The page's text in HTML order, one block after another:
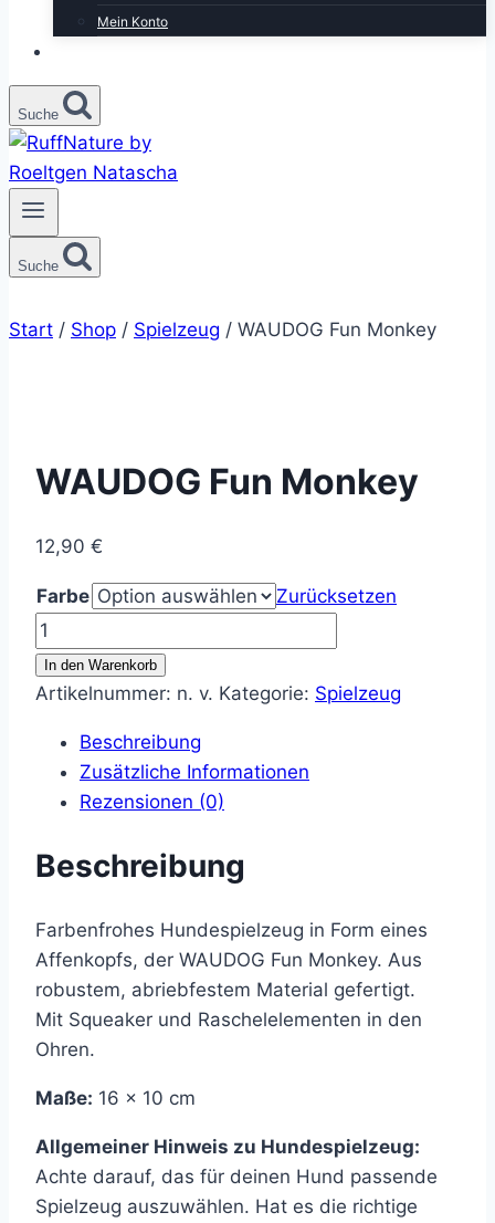
Mein Konto
Suche
Suche
Start / Shop / Spielzeug / WAUDOG Fun Monkey
WAUDOG Fun Monkey
12,90 €
Farbe
Zurücksetzen
WAUDOG
Fun
Monkey
In den Warenkorb
Artikelnummer: n. v. Kategorie: Spielzeug
Beschreibung
Zusätzliche Informationen
Rezensionen (0)
Beschreibung
Farbenfrohes Hundespielzeug in Form eines
Affenkopfs, der WAUDOG Fun Monkey. Aus
robustem, abriebfestem Material gefertigt.
Mit Squeaker und Raschelelementen in den
Ohren.
Maße: 16 x 10 cm
Allgemeiner Hinweis zu Hundespielzeug:
Achte darauf, das für deinen Hund passende
Spielzeug auszuwählen. Hat es die richtige